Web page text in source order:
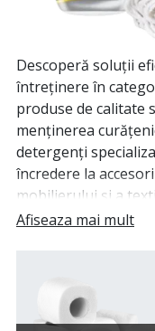
Descoperă soluții
întreținere în
produse de calitate
menținerea
detergenți
încredere la
mobilierului și a
a menține un mediu
puternice de
gamă largă de
pentru a-ți facilita
menține casa în
Afiseaza mai mult